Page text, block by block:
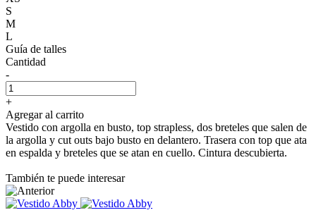
S
M
L
Guía de talles
Cantidad
-
+
Agregar al carrito
Vestido con argolla en busto, top strapless, dos breteles que salen de
la argolla y cut outs bajo busto en delantero. Trasera con top que ata
en espalda y breteles que se atan en cuello. Cintura descubierta.
También te puede interesar